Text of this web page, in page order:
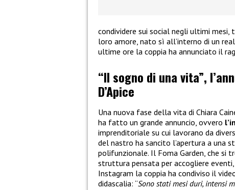
condividere sui social negli ultimi
loro amore, nato sì all’interno di un
ultime ore la coppia ha annunciato il
“Il sogno di una vita”,
D’Apice
Una nuova fase della vita di Chiara
ha fatto un grande annuncio, ovvero
imprenditoriale su cui lavorano da
del nastro ha sancito l’apertura a una
polifunzionale. Il Foma Garden, che si
struttura pensata per accogliere
Instagram la coppia ha condiviso il
didascalia: “Sono stati mesi duri, intensi